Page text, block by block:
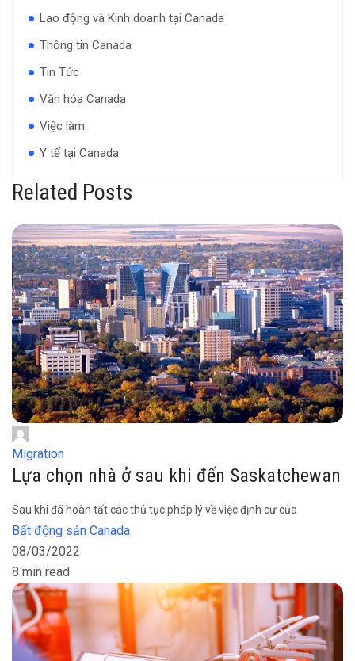
Lao động và Kinh doanh tại Canada
Thông tin Canada
Tin Tức
Văn hóa Canada
Việc làm
Y tế tại Canada
Related Posts
Migration
Lựa chọn nhà ở sau khi đến Saskatchewan
Sau khi đã hoàn tất các thủ tục pháp lý về việc định cư của
Bất động sản Canada
08/03/2022
8 min read